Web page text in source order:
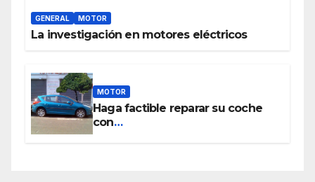
GENERAL MOTOR
La investigación en motores eléctricos
MOTOR
Haga factible reparar su coche
con